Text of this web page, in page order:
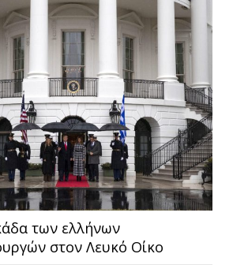
των ελλήνων
στον Λευκό Οίκο